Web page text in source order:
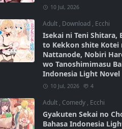
10 Jul, 2026
Adult , Download , Ecchi
Isekai ni Teni Shitara,
to Kekkon shite Kotei
Nattanode, Nobiri
wo Tanoshimimasu
Indonesia Light Novel
10 Jul, 2026 4
Adult , Comedy , Ecchi
Gyakuten Sekai no
Bahasa Indonesia